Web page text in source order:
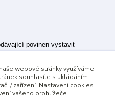
povinen vystavit
tržbu u správce daně online; v
do 48 hodin.
webové stránky využíváme
souhlasíte s ukládáním
/ zařízení. Nastavení cookies
vašeho prohlížeče.